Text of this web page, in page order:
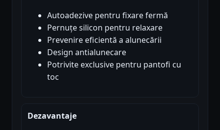
Autoadezive pentru fixare fermă
Pernuțe silicon pentru relaxare
Prevenire eficientă a alunecării
Design antialunecare
Potrivite exclusive pentru pantofi cu
toc
Dezavantaje